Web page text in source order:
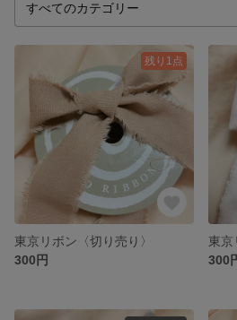
残り1点
東京リボン〈切り売り〉
300円
東京
300